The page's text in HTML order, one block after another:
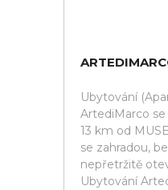
Ubytování
ArtediMarco se
13 km od
se zahradou,
nepřetržitě
Ubytování